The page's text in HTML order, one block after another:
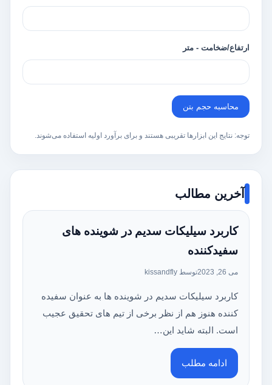
ارتفاع/ضخامت - متر
محاسبه حجم بتن
توجه: نتایج این ابزارها تقریبی هستند و برای برآورد اولیه استفاده می‌شوند.
آخرین مطالب
کاربرد سیلیکات سدیم در شوینده های
سفیدکننده
می 26, 2023 توسط kissandfly
کاربرد سیلیکات سدیم در شوینده ها به عنوان سفیده
کننده هنوز هم از نظر برخی از تیم های تحقیق عجیب
است. البته شاید این…
ادامه مطلب